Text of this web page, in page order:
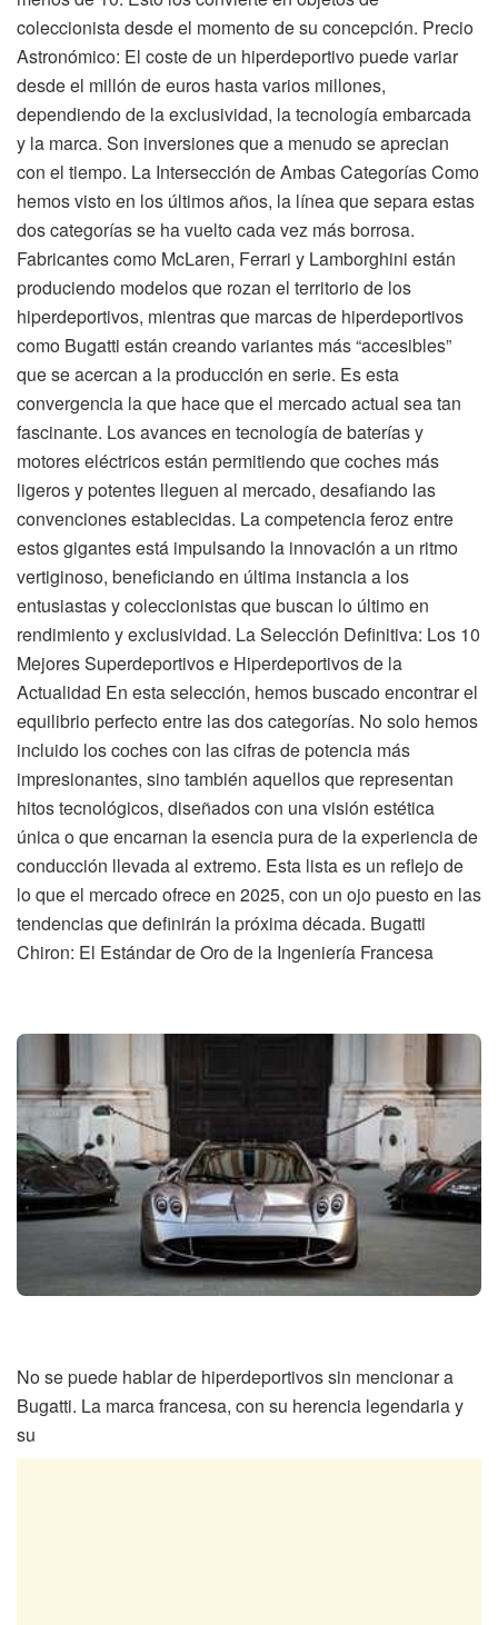
coleccionista desde el momento de su concepción. Precio
Astronómico: El coste de un hiperdeportivo puede variar
desde el millón de euros hasta varios millones,
dependiendo de la exclusividad, la tecnología embarcada
y la marca. Son inversiones que a menudo se aprecian
con el tiempo. La Intersección de Ambas Categorías Como
hemos visto en los últimos años, la línea que separa estas
dos categorías se ha vuelto cada vez más borrosa.
Fabricantes como McLaren, Ferrari y Lamborghini están
produciendo modelos que rozan el territorio de los
hiperdeportivos, mientras que marcas de hiperdeportivos
como Bugatti están creando variantes más “accesibles”
que se acercan a la producción en serie. Es esta
convergencia la que hace que el mercado actual sea tan
fascinante. Los avances en tecnología de baterías y
motores eléctricos están permitiendo que coches más
ligeros y potentes lleguen al mercado, desafiando las
convenciones establecidas. La competencia feroz entre
estos gigantes está impulsando la innovación a un ritmo
vertiginoso, beneficiando en última instancia a los
entusiastas y coleccionistas que buscan lo último en
rendimiento y exclusividad. La Selección Definitiva: Los 10
Mejores Superdeportivos e Hiperdeportivos de la
Actualidad En esta selección, hemos buscado encontrar el
equilibrio perfecto entre las dos categorías. No solo hemos
incluido los coches con las cifras de potencia más
impresionantes, sino también aquellos que representan
hitos tecnológicos, diseñados con una visión estética
única o que encarnan la esencia pura de la experiencia de
conducción llevada al extremo. Esta lista es un reflejo de
lo que el mercado ofrece en 2025, con un ojo puesto en las
tendencias que definirán la próxima década. Bugatti
Chiron: El Estándar de Oro de la Ingeniería Francesa
No se puede hablar de hiperdeportivos sin mencionar a
Bugatti. La marca francesa, con su herencia legendaria y
su